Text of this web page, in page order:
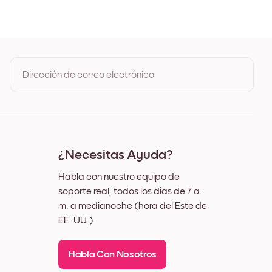
Dirección de correo electrónico
¿Necesitas Ayuda?
Habla con nuestro equipo de
soporte real, todos los días de 7 a.
m. a medianoche (hora del Este de
EE. UU.)
Habla Con Nosotros